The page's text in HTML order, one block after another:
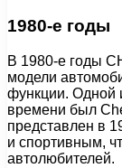
1980-е годы
В 1980-е годы
модели
функции. Одной
времени был
представлен в
и спортивным,
автолюбителей.